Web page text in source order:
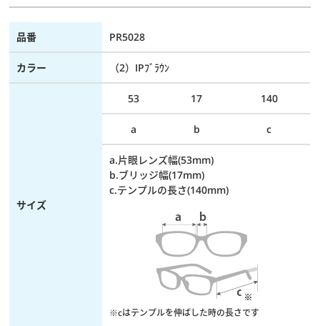
品番 PR5028
カラー （2）IPﾌﾞﾗｳﾝ
サイズ
53 17 140
a b c
a.片眼レンズ幅(53mm)
b.ブリッジ幅(17mm)
c.テンプルの長さ(140mm)
※cはテンプルを伸ばした時の長さです